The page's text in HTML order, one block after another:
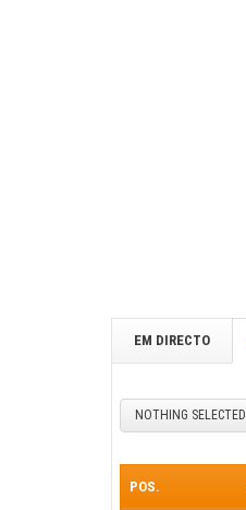
EM DIRECTO
NOTHING SELECTED
POS.